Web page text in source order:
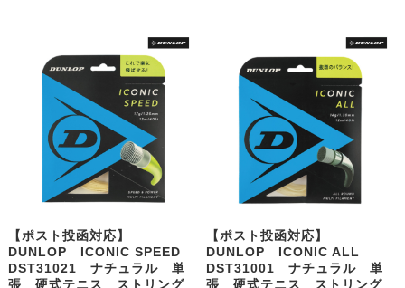
【ポスト投函対応】
DUNLOP ICONIC SPEED
DST31021 ナチュラル 単
張 硬式テニス ストリング
【ポスト投函対応】
DUNLOP ICONIC ALL
DST31001 ナチュラル 単
張 硬式テニス ストリング